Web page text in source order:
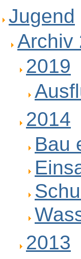
Jugend
Archiv
2019
2014
Bau
2013